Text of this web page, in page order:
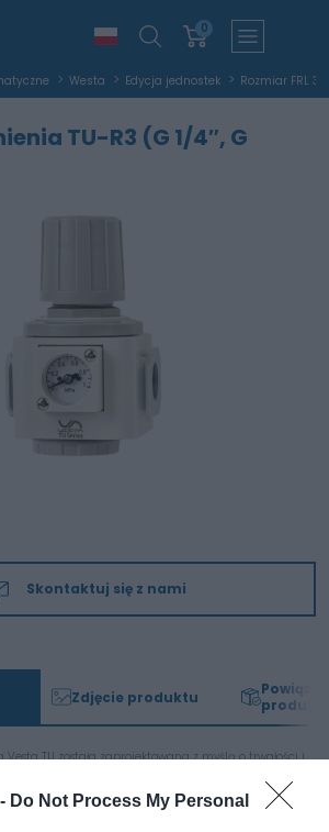
Do Not Process My Personal
0
Westa Edycja jednostek Rozmiar FRL 3
TU-R3 (G 1/4″, G
Skontaktuj się z nami
Zdjęcie produktu
TU została zaprojektowana z myślą o trwałości i
sterujące wykonane są ze specjalnego polimeru
Dla większej trwałości, dla serii TU-3, TU-4, TU-4H i
elementów sterujących ze wskaźnikiem